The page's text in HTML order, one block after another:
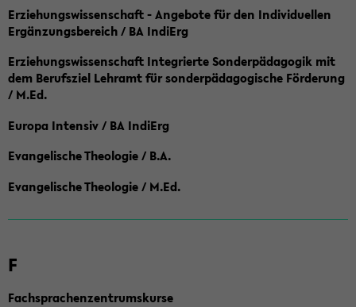
Erziehungswissenschaft - Angebote für den Individuellen
Ergänzungsbereich / BA IndiErg
Erziehungswissenschaft Integrierte Sonderpädagogik mit
dem Berufsziel Lehramt für sonderpädagogische Förderung
/ M.Ed.
Europa Intensiv / BA IndiErg
Evangelische Theologie / B.A.
Evangelische Theologie / M.Ed.
F
Fachsprachenzentrumskurse